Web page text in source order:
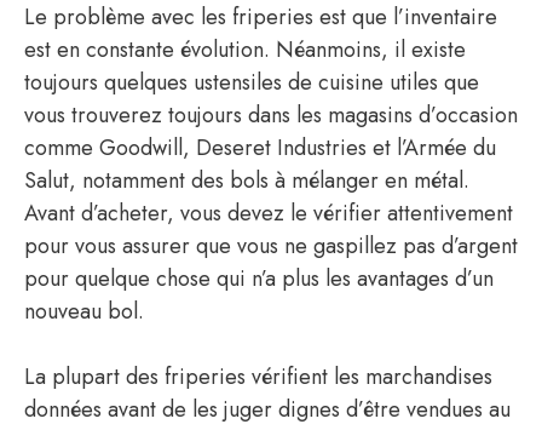
Le problème avec les friperies est que l’inventaire
est en constante évolution. Néanmoins, il existe
toujours quelques ustensiles de cuisine utiles que
vous trouverez toujours dans les magasins d’occasion
comme Goodwill, Deseret Industries et l’Armée du
Salut, notamment des bols à mélanger en métal.
Avant d’acheter, vous devez le vérifier attentivement
pour vous assurer que vous ne gaspillez pas d’argent
pour quelque chose qui n’a plus les avantages d’un
nouveau bol.
La plupart des friperies vérifient les marchandises
données avant de les juger dignes d’être vendues au